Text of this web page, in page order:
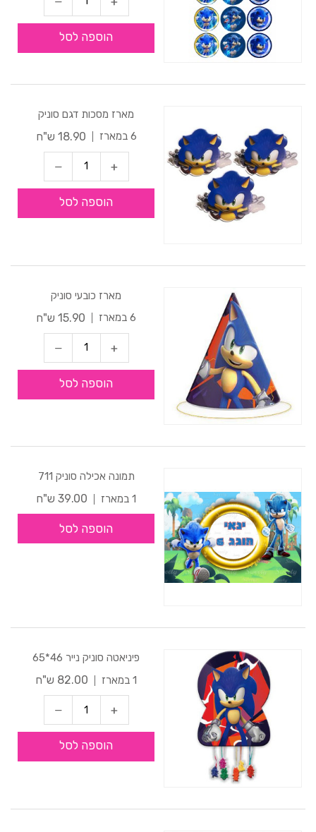
הוספה לסל
מארז מסכות דגם סוניק
6 במארז
18.90 ש"ח
הוספה לסל
מארז כובעי סוניק
6 במארז
15.90 ש"ח
הוספה לסל
תמונה אכילה סוניק 711
1 במארז
39.00 ש"ח
הוספה לסל
פיניאטה סוניק נייר 46*65
1 במארז
82.00 ש"ח
הוספה לסל